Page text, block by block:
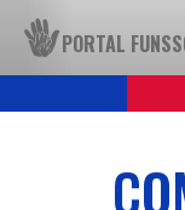
PORTAL